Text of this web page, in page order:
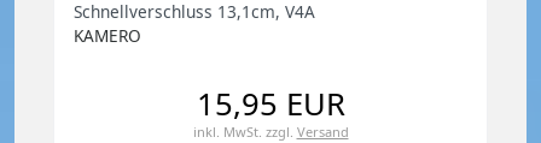
Schnellverschluss 13,1cm, V4A
KAMERO
15,95 EUR
inkl. MwSt. zzgl. Versand